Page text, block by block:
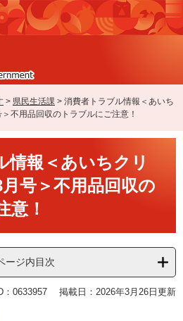
> 県民生活課 > 消費者トラブル情報＜あいち
不用品回収のトラブルにご注意！
情報＜あいちクリ
号＞不用品回収の
意！
ージ内目次
：0633957 掲載日：2026年3月26日更新